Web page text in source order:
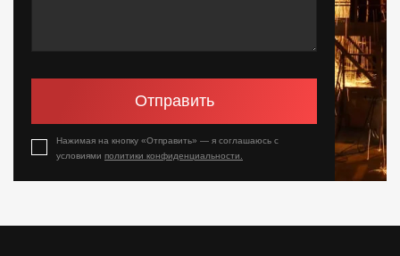
Отправить
Нажимая на кнопку «Отправить» — я соглашаюсь с
условиями политики конфиденциальности.